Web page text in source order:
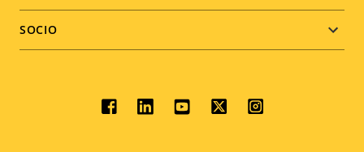
SOCIO
Social